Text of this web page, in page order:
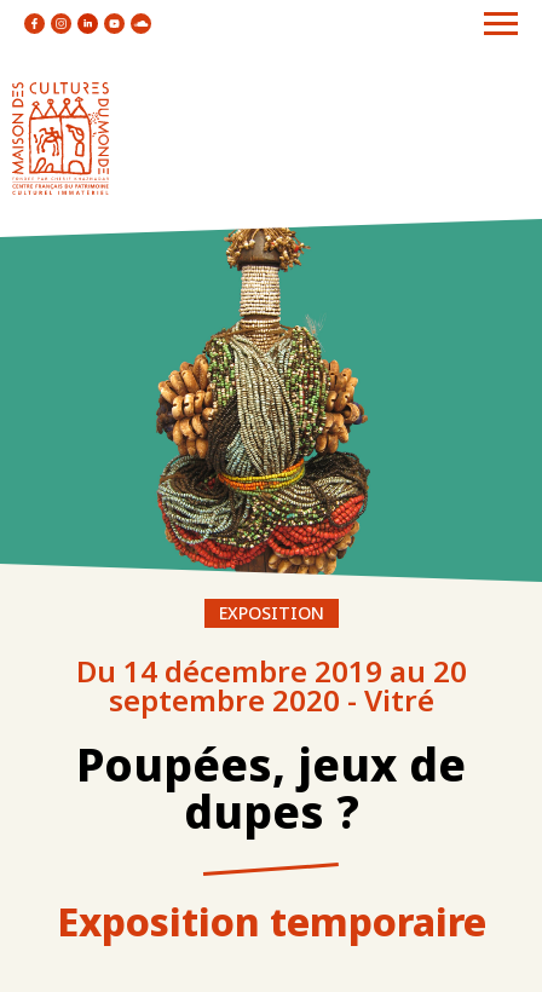
EXPOSITION
Du 14 décembre 2019 au 20
septembre 2020 - Vitré
Poupées, jeux de
dupes ?
Exposition temporaire